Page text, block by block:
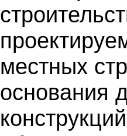
местных
основания